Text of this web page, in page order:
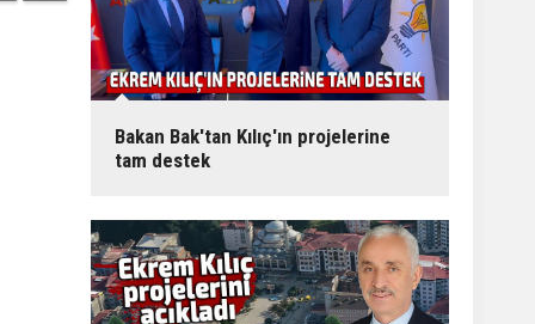
Bakan Bak'tan Kılıç'ın projelerine
tam destek